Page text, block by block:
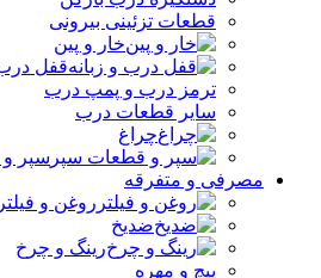
قطعات تزئینی بیرونی
خار و پین
قفل درب
ترمز درب و پمپ درب
سایر قطعات درب
چراغ
سپر
مصرفی و متفرقه
روغن و فیلتر
ضدیخ
رینگ و چرخ
پیچ و مهره